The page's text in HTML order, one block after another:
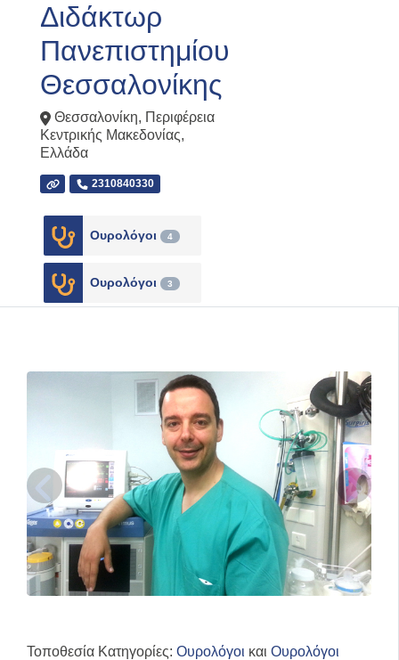
Διδάκτωρ
Πανεπιστημίου
Θεσσαλονίκης
Θεσσαλονίκη, Περιφέρεια
Κεντρικής Μακεδονίας,
Ελλάδα
2310840330
Ουρολόγοι 4
Ουρολόγοι 3
Τοποθεσία Κατηγορίες: Ουρολόγοι και Ουρολόγοι